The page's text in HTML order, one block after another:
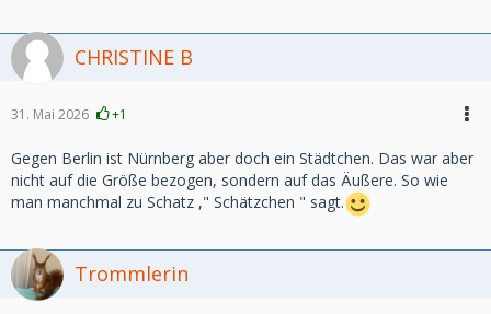
CHRISTINE B
31. Mai 2026 +1
Gegen Berlin ist Nürnberg aber doch ein Städtchen. Das war aber
nicht auf die Größe bezogen, sondern auf das Äußere. So wie
man manchmal zu Schatz ," Schätzchen " sagt.
Trommlerin